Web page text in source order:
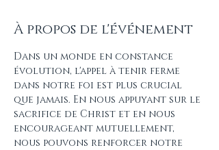
À propos de l'événement
Dans un monde en constance
évolution, l'appel à tenir ferme
dans notre foi est plus crucial
que jamais. En nous appuyant sur le
sacrifice de Christ et en nous
encourageant mutuellement,
nous pouvons renforcer notre